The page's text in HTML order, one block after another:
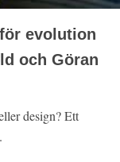
evolution
och Göran
design? Ett